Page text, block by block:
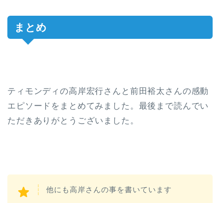
まとめ
ティモンディの高岸宏行さんと前田裕太さんの感動
エピソードをまとめてみました。最後まで読んでい
ただきありがとうございました。
他にも高岸さんの事を書いています